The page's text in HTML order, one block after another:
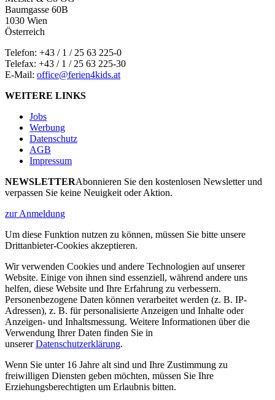
Baumgasse 60B
1030 Wien
Österreich
Telefon: +43 / 1 / 25 63 225-0
Telefax: +43 / 1 / 25 63 225-30
E-Mail: office@ferien4kids.at
WEITERE LINKS
Jobs
Werbung
Datenschutz
AGB
Impressum
NEWSLETTERAbonnieren Sie den kostenlosen Newsletter und
verpassen Sie keine Neuigkeit oder Aktion.
zur Anmeldung
Um diese Funktion nutzen zu können, müssen Sie bitte unsere
Drittanbieter-Cookies akzeptieren.
Wir verwenden Cookies und andere Technologien auf unserer
Website. Einige von ihnen sind essenziell, während andere uns
helfen, diese Website und Ihre Erfahrung zu verbessern.
Personenbezogene Daten können verarbeitet werden (z. B. IP-
Adressen), z. B. für personalisierte Anzeigen und Inhalte oder
Anzeigen- und Inhaltsmessung. Weitere Informationen über die
Verwendung Ihrer Daten finden Sie in
unsererDatenschutzerklärung.
Wenn Sie unter 16 Jahre alt sind und Ihre Zustimmung zu
freiwilligen Diensten geben möchten, müssen Sie Ihre
Erziehungsberechtigten um Erlaubnis bitten.